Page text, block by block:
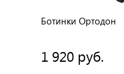
Ботинки Ортодон
1 920 руб.